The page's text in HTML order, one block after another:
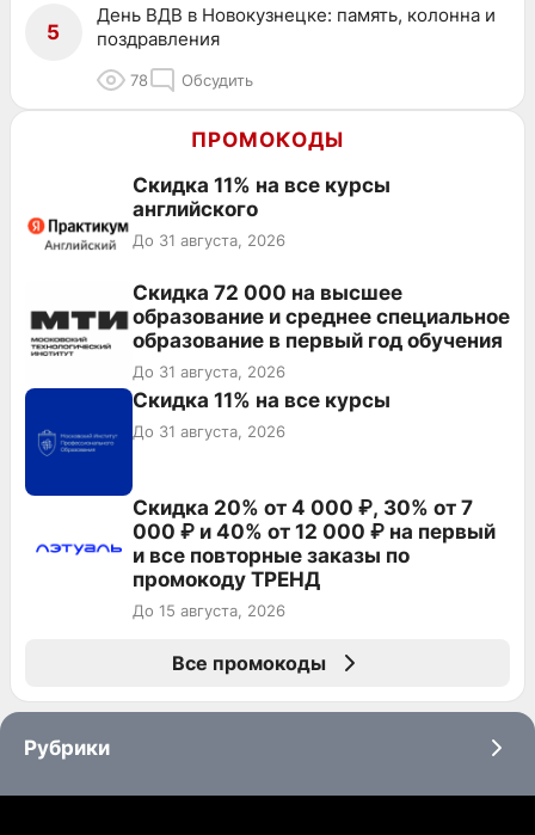
5
День ВДВ в Новокузнецке: память, колонна и
поздравления
78 Обсудить
ПРОМОКОДЫ
Скидка 11% на все курсы
английского
До 31 августа, 2026
Скидка 72 000 на высшее
образование и среднее специальное
образование в первый год обучения
До 31 августа, 2026
Скидка 11% на все курсы
До 31 августа, 2026
Скидка 20% от 4 000 ₽, 30% от 7
000 ₽ и 40% от 12 000 ₽ на первый
и все повторные заказы по
промокоду ТРЕНД
До 15 августа, 2026
Все промокоды
Рубрики